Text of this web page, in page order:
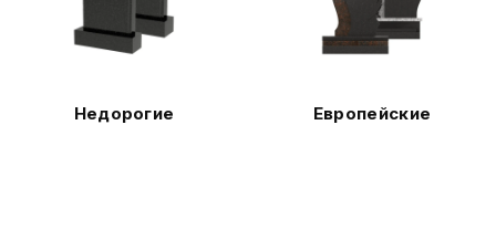
Недорогие Европейские